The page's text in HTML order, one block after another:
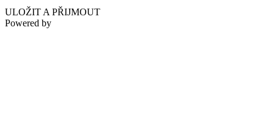
ULOŽIT A PŘIJMOUT
Powered by